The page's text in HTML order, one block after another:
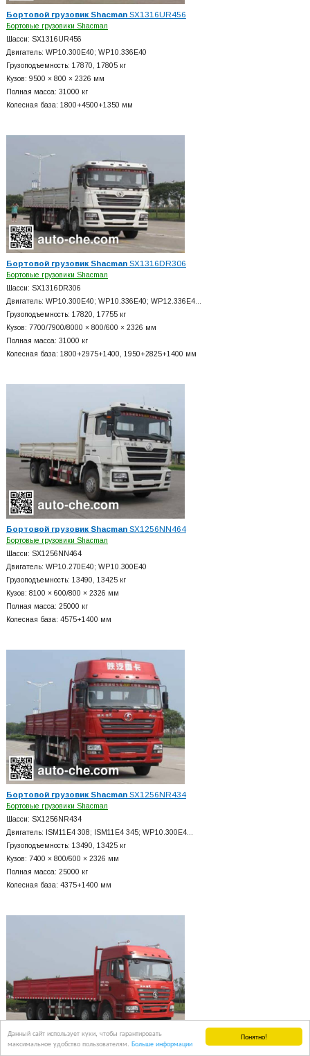
Понятно!
Данный сайт использует куки, чтобы гарантировать
максимальное удобство пользователям. Больше информации
Бортовой грузовик ShacmanSX1316UR456
Бортовые грузовики Shacman
Шасси: SX1316UR456
Двигатель: WP10.300E40; WP10.336E40
Грузоподъемность: 17870, 17805 кг
Кузов: 9500 × 800 × 2326 мм
Полная масса: 31000 кг
Колесная база: 1800+4500+1350 мм
Бортовой грузовик ShacmanSX1316DR306
Бортовые грузовики Shacman
Шасси: SX1316DR306
Двигатель: WP10.300E40; WP10.336E40; WP12.336E4…
Грузоподъемность: 17820, 17755 кг
Кузов: 7700/7900/8000 × 800/600 × 2326 мм
Полная масса: 31000 кг
Колесная база: 1800+2975+1400, 1950+2825+1400 мм
Бортовой грузовик ShacmanSX1256NN464
Бортовые грузовики Shacman
Шасси: SX1256NN464
Двигатель: WP10.270E40; WP10.300E40
Грузоподъемность: 13490, 13425 кг
Кузов: 8100 × 600/800 × 2326 мм
Полная масса: 25000 кг
Колесная база: 4575+1400 мм
Бортовой грузовик ShacmanSX1256NR434
Бортовые грузовики Shacman
Шасси: SX1256NR434
Двигатель: ISM11E4 308; ISM11E4 345; WP10.300E4…
Грузоподъемность: 13490, 13425 кг
Кузов: 7400 × 800/600 × 2326 мм
Полная масса: 25000 кг
Колесная база: 4375+1400 мм